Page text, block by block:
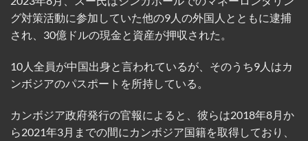
グ対策活動に参加していた他の9人の外国人とともに逮捕
され、30億ドルの現金と資産が押収された。
10人全員が中国出身と言われているが、そのうち9人はカ
ンボジアのパスポートを所持している。
カンボジア政府発行の官報によると、彼らは2018年8月か
ら2021年3月までの間にカンボジア国籍を取得しており、